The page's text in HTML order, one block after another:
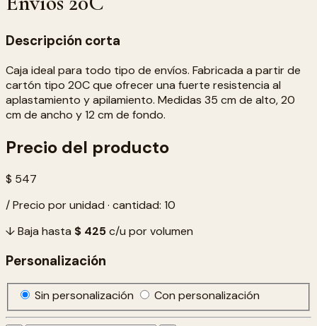
Descripción corta
Caja ideal para todo tipo de envíos. Fabricada a partir de
cartón tipo 20C que ofrecer una fuerte resistencia al
aplastamiento y apilamiento. Medidas 35 cm de alto, 20
cm de ancho y 12 cm de fondo.
Precio del producto
$ 547
/ Precio por unidad · cantidad: 10
↓ Baja hasta $ 425c/u por volumen
Personalización
Sin personalización Con personalización